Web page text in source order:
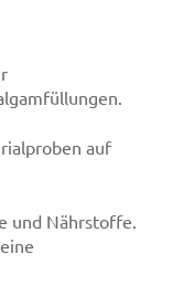
auf
und Nährstoffe.